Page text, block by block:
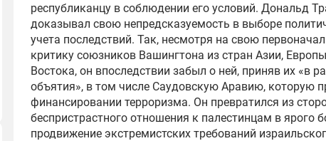
республиканцу в соблюдении его условий. Дональд
доказывал свою непредсказуемость в выборе
учета последствий. Так, несмотря на свою
критику союзников Вашингтона из стран Азии,
Востока, он впоследствии забыл о ней, приняв их «в
объятия», в том числе Саудовскую Аравию, которую
финансировании терроризма. Он превратился из
беспристрастного отношения к палестинцам в ярого
продвижение экстремистских требований